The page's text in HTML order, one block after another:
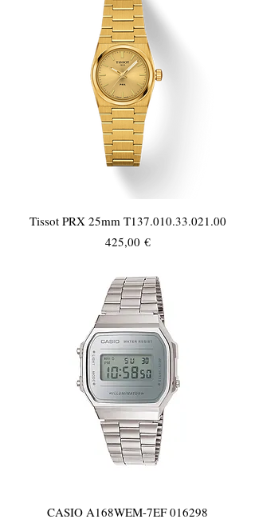
Tissot PRX 25mm T137.010.33.021.00
Τιμή
425,00 €
CASIO A168WEM-7EF 016298